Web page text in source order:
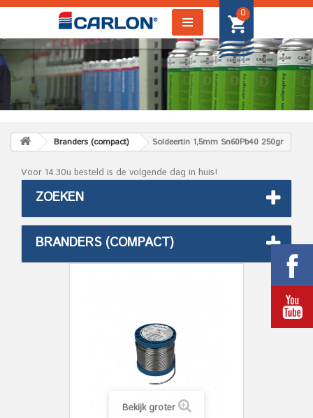
0
Branders (compact) Soldeertin 1,5mm Sn60Pb40 250gr
Voor 14.30u besteld is de volgende dag in huis!
ZOEKEN
BRANDERS (COMPACT)
Bekijk groter